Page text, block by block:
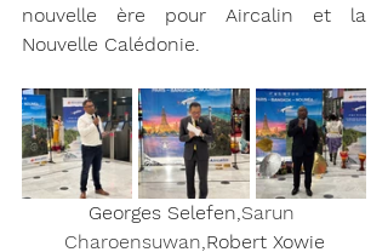
nouvelle ère pour Aircalin et la
Nouvelle Calédonie.
Georges Selefen,Sarun
Charoensuwan,Robert Xowie